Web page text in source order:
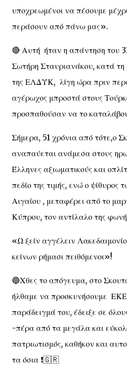
υποχρεωμένοι να πέσουμε
περάσουν από πάνω μας».
🔴 Αυτή ήταν η απάντηση του
Σωτήρη Σταυριανάκου, κατά
της ΕΛΔΥΚ, λίγη ώρα πριν
αγέρωχος μπροστά στους
προσπαθούσαν να το
Σήμερα, 51 χρόνια από τότε,ο
αναπαύεται ανάμεσα στους
Έλληνες αξιωματικούς και
πεδίο της τιμής, ενώ ο ψίθυρος
Αιγαίου , μεταφέρει από το
Κύπρου, τον αντίλαλο της
«Ω ξείν αγγέλειν
κείνων ρήμασι πειθόμενοι»!
🔵Χθες το απόγευμα, στο
ήλθαμε να προσκυνήσουμε
παράδειγμά του, έδειξε σε
-πέρα από τα μεγάλα και
πατριωτισμός, καθήκον και
τα όσια ❗️🇬🇷